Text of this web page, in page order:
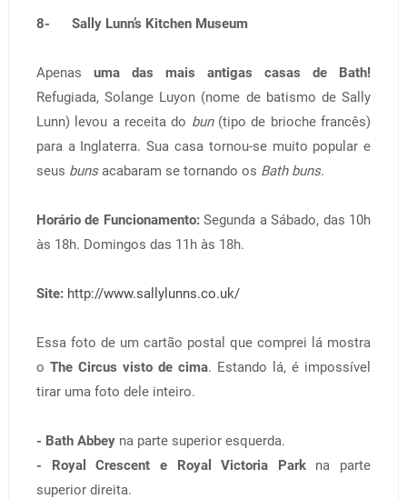
8- Sally Lunn’s Kitchen Museum
Apenas uma das mais antigas casas de Bath!
Refugiada, Solange Luyon (nome de batismo de Sally
Lunn) levou a receita do bun(tipo de brioche francês)
para a Inglaterra. Sua casa tornou-se muito popular e
seus bunsacabaram se tornando os Bath buns.
Horário de Funcionamento:Segunda a Sábado, das 10h
às 18h. Domingos das 11h às 18h.
Site: http://www.sallylunns.co.uk/
Essa foto de um cartão postal que comprei lá mostra
o The Circus visto de cima. Estando lá, é impossível
tirar uma foto dele inteiro.
- Bath Abbeyna parte superior esquerda.
- Royal Crescent e Royal Victoria Parkna parte
superior direita.